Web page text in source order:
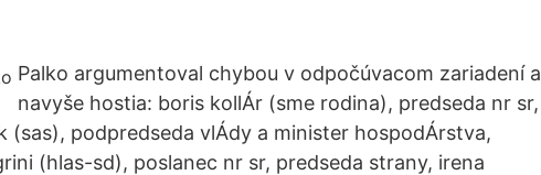
Palko argumentoval chybou v odpočúvacom zariadení a
navyše hostia: boris kollÁr (sme rodina), predseda nr sr,
(sas), podpredseda vlÁdy a minister hospodÁrstva,
(hlas-sd), poslanec nr sr, predseda strany, irena